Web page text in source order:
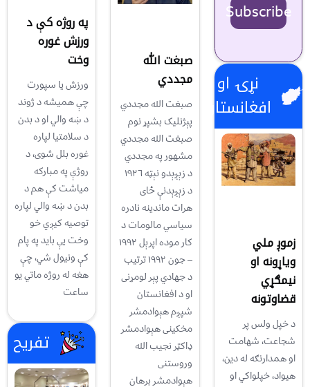
Subscribe
نړۍ او
افغانستان
زموږ ملي
ویاړونه او
نیمګړي
قضاوتونه
د خپل ولس پر
شجاعت، شهامت
او همدارنګه له دين،
هيواد، خپلواکي او
صبغت الله
مجددي
صبغت الله مجددي
پېژنليک بشپړ نوم
صبغت الله مجددي
مشهور په مجددي
د زېږېدو نېټه ١٩٢٦
د زېږېدنې ځای
هرات ماندينه نادره
سياسي مالومات د
کار موده اپرېل ١٩٩٢
– جون ١٩٩٢ ترتيب
د جهادي پېر لومړنی
او د افغانستان
شپږم هېوادمشر
مخکينی هېوادمشر
ډاکټر نجيب الله
وروستنی
هېوادمشر برهان
په روژه کې د
ورزش غوره
وخت
ورزش یا سپورت
چې همیشه د ژوند
د ښه والي او د بدن
د سلامتیا لپاره
غوره بلل شوی، د
روژې په مبارکه
میاشت کې هم د
بدن د ښه والي لپاره
توصیه کیږي خو
وخت يې باید په پام
کې ونیول شي، چې
هغه له روژه ماتي یو
ساعت
تفریح